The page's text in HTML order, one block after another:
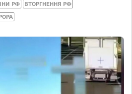
РФ ВТОРГНЕННЯ РФ